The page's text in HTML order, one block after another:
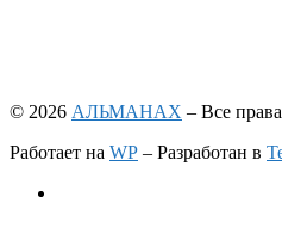
© 2026 АЛЬМАНАХ – Все
Работает на WP – Разработан в